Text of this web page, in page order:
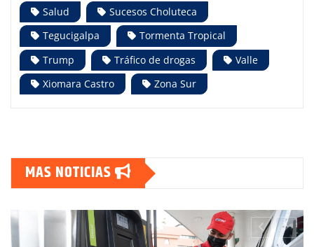
Salud
Sucesos Choluteca
Tegucigalpa
Tormenta Tropical
Trump
Tráfico de drogas
Valle
Xiomara Castro
Zona Sur
MAS NOTICIAS